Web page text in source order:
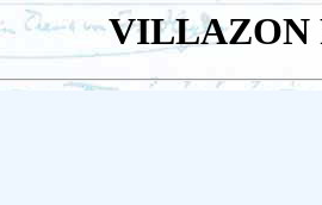
VILLAZON